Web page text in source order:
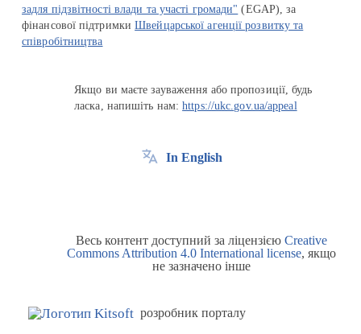
задля підзвітності влади та участі громади" (EGAP), за
фінансової підтримкиШвейцарської агенції розвитку та
співробітництва
Якщо ви маєте зауваження або пропозиції, будь
ласка, напишіть нам:https://ukc.gov.ua/appeal
In English
Весь контент доступний за ліцензією Creative
Commons Attribution 4.0 International license, якщо
не зазначено інше
розробник порталу